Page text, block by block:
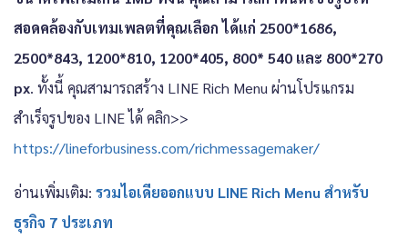
สอดคล้องกับเทมเพลตที่คุณเลือก ได้แก่ 2500*1686,
2500*843, 1200*810, 1200*405, 800* 540 และ 800*270
px. ทั้งนี้ คุณสามารถสร้าง LINE Rich Menu ผ่านโปรแกรม
สำเร็จรูปของ LINE ได้ คลิก>>
https://lineforbusiness.com/richmessagemaker/
อ่านเพิ่มเติม: รวมไอเดียออกแบบ LINE Rich Menu สำหรับ
ธุรกิจ 7 ประเภท